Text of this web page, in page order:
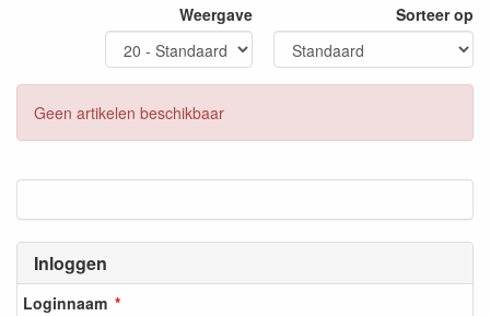
Inloggen
Loginnaam
Weergave Sorteer op
Geen artikelen beschikbaar